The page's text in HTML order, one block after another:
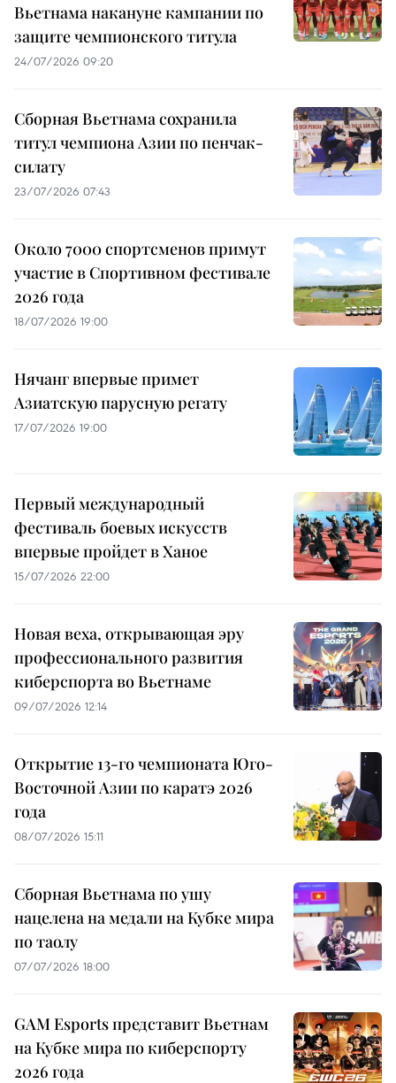
Вьетнама накануне кампании по
защите чемпионского титула
24/07/2026 09:20
Сборная Вьетнама сохранила
титул чемпиона Азии по пенчак-
силату
23/07/2026 07:43
Около 7000 спортсменов примут
участие в Спортивном фестивале
2026 года
18/07/2026 19:00
Нячанг впервые примет
Азиатскую парусную регату
17/07/2026 19:00
Первый международный
фестиваль боевых искусств
впервые пройдет в Ханое
15/07/2026 22:00
Новая веха, открывающая эру
профессионального развития
киберспорта во Вьетнаме
09/07/2026 12:14
Открытие 13-го чемпионата Юго-
Восточной Азии по каратэ 2026
года
08/07/2026 15:11
Сборная Вьетнама по ушу
нацелена на медали на Кубке мира
по таолу
07/07/2026 18:00
GAM Esports представит Вьетнам
на Кубке мира по киберспорту
2026 года